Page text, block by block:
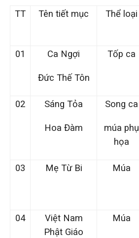
TT Tên tiết mục Thể loại
01 Ca Ngợi
Đức Thế Tôn
Tốp ca
02 Sáng Tỏa
Hoa Đàm
Song ca
múa phụ
họa
03 Mẹ Từ Bi Múa
04
Việt Nam
Phật Giáo
Múa